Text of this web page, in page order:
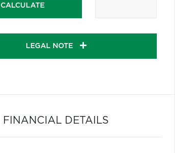
CALCULATE
LEGAL NOTE
FINANCIAL DETAILS